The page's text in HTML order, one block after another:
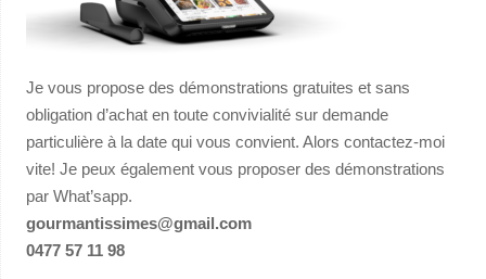
Je vous propose des démonstrations gratuites et sans
obligation d’achat en toute convivialité sur demande
particulière à la date qui vous convient. Alors contactez-moi
vite! Je peux également vous proposer des démonstrations
par What’sapp.
gourmantissimes@gmail.com
0477 57 11 98